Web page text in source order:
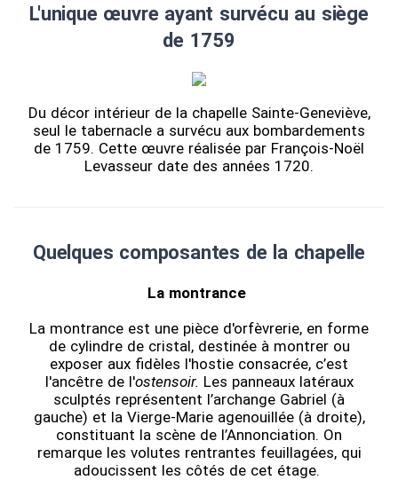
L'unique œuvre ayant survécu au siège
de 1759
Du décor intérieur de la chapelle Sainte-Geneviève,
seul le tabernacle a survécu aux bombardements
de 1759. Cette œuvre réalisée par François-Noël
Levasseur date des années 1720.
Quelques composantes de la chapelle
La montrance
La montrance est une pièce d'orfèvrerie, en forme
de cylindre de cristal, destinée à montrer ou
exposer aux fidèles l'hostie consacrée, c’est
l'ancêtre de l'ostensoir. Les panneaux latéraux
sculptés représentent l’archange Gabriel (à
gauche) et la Vierge-Marie agenouillée (à droite),
constituant la scène de l’Annonciation. On
remarque les volutes rentrantes feuillagées, qui
adoucissent les côtés de cet étage.